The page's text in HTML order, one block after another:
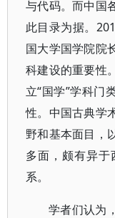
与代码。而中国
此目录为据。
国大学国学院院
科建设的重要性
立“国学”学科门
性。中国古典学
野和基本面目，
多面，颇有异
系。
学者们认为